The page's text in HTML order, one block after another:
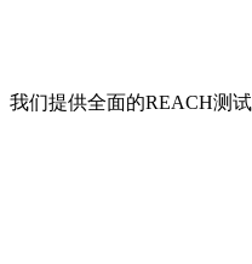
我们提供全面的REACH测